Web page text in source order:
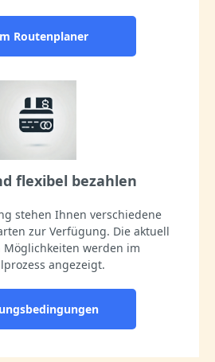
Routenplaner
flexibel bezahlen
stehen Ihnen verschiedene
zur Verfügung. Die aktuell
werden im
angezeigt.